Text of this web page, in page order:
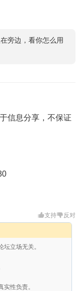
旁边，看你怎么用
信息分享，不保证
支持 反对
立场无关。
性负责。